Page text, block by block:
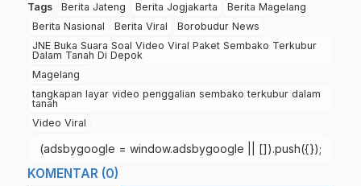
Tags Berita Jateng Berita Jogjakarta
Berita Magelang
Berita Nasional
Berita Viral
Borobudur News
JNE Buka Suara Soal Video Viral Paket Sembako Terkubur
Dalam Tanah Di Depok
Magelang
tangkapan layar video penggalian sembako terkubur dalam
tanah
Video Viral
(adsbygoogle = window.adsbygoogle || []).push({});
KOMENTAR (0)